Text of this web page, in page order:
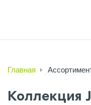
Главная
Коллекция